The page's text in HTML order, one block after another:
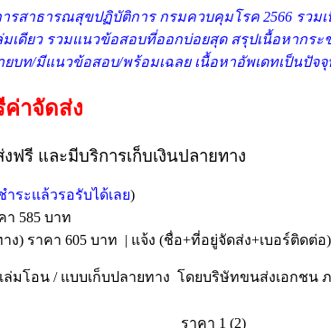
สาธารณสุขปฏิบัติการ กรมควบคุมโรค 2566 รวม
เดียว รวมแนวข้อสอบที่ออกบ่อยสุด สรุปเนื้อหากระ
บท/มีแนวข้อสอบ/พร้อมเฉลย เนื้อหาอัพเดทเป็นปัจ
ค่าจัดส่ง
ฟรี และมีบริการเก็บเงินปลายทาง
ำระแล้วรอรับได้เลย)
585 บาท
ง) ราคา 605 บาท | แจ้ง (ชื่อ+ที่อยู่จัดส่ง+เบอร์ติดต่อ
ล่มโอน / แบบเก็บปลายทาง โดยบริษัทขนส่งเอกชน